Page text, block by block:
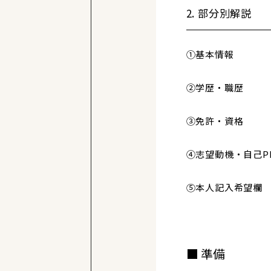
2. 部分別解説
①基本情報
②学歴・職歴
③免許・資格
④志望動機・自己
⑤本人記入希望欄
準備